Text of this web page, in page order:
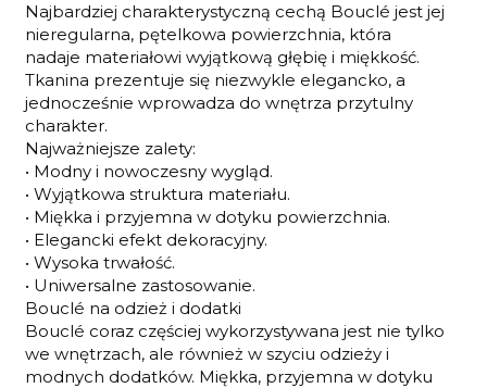
Najbardziej charakterystyczną cechą Bouclé jest jej
nieregularna, pętelkowa powierzchnia, która
nadaje materiałowi wyjątkową głębię i miękkość.
Tkanina prezentuje się niezwykle elegancko, a
jednocześnie wprowadza do wnętrza przytulny
charakter.
Najważniejsze zalety:
• Modny i nowoczesny wygląd.
• Wyjątkowa struktura materiału.
• Miękka i przyjemna w dotyku powierzchnia.
• Elegancki efekt dekoracyjny.
• Wysoka trwałość.
• Uniwersalne zastosowanie.
Bouclé na odzież i dodatki
Bouclé coraz częściej wykorzystywana jest nie tylko
we wnętrzach, ale również w szyciu odzieży i
modnych dodatków. Miękka, przyjemna w dotyku